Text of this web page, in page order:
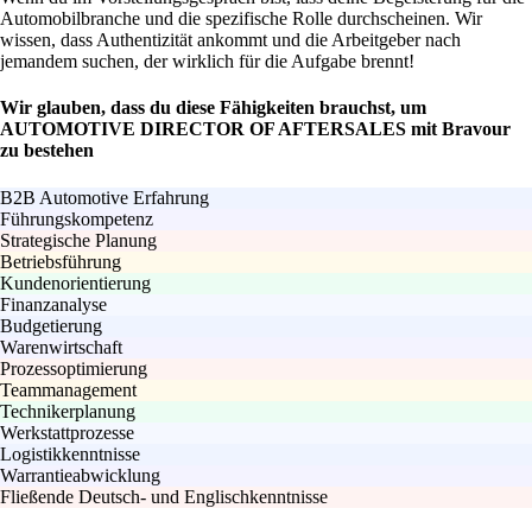
Automobilbranche und die spezifische Rolle durchscheinen. Wir
wissen, dass Authentizität ankommt und die Arbeitgeber nach
jemandem suchen, der wirklich für die Aufgabe brennt!
Wir glauben, dass du diese Fähigkeiten brauchst, um
AUTOMOTIVE DIRECTOR OF AFTERSALES mit Bravour
zu bestehen
B2B Automotive Erfahrung
Führungskompetenz
Strategische Planung
Betriebsführung
Kundenorientierung
Finanzanalyse
Budgetierung
Warenwirtschaft
Prozessoptimierung
Teammanagement
Technikerplanung
Werkstattprozesse
Logistikkenntnisse
Warrantieabwicklung
Fließende Deutsch- und Englischkenntnisse